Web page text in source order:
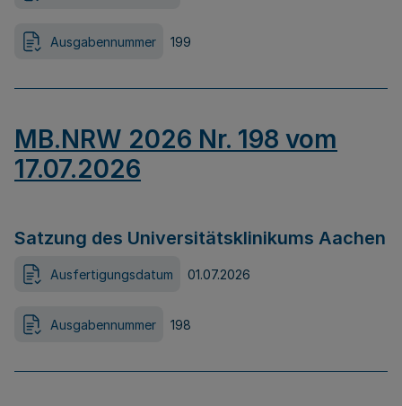
Ausgabennummer 199
MB.NRW 2026 Nr. 198 vom
17.07.2026
Satzung des Universitätsklinikums Aachen
Ausfertigungsdatum 01.07.2026
Ausgabennummer 198